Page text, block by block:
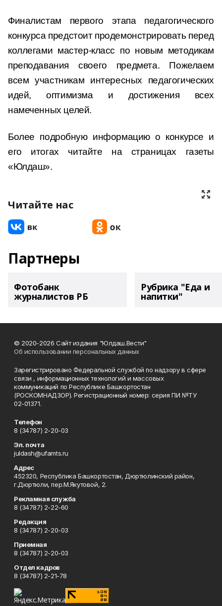
Финалистам первого этапа педагогического
конкурса предстоит продемонстрировать перед
коллегами мастер-класс по новым методикам
преподавания своего предмета. Пожелаем
всем участникам интересных педагогических
идей, оптимизма и достижения всех
намеченных целей.
Более подробную информацию о конкурсе и
его итогах читайте на страницах газеты
«Юлдаш».
Читайте нас
Партнеры
Фотобанк
журналистов РБ
Рубрика "Еда и
напитки"
© 2020-2026 Сайт издания "Юлдаш.Вести"
Об использовании персональных данных
Зарегистрировано Федеральной службой по надзору в сфере
связи , информационных технологий и массовых
коммуникаций по Республике Башкортостан
(РОСКОМНАДЗОР). Регистрационный номер: серия ПИ №ТУ
02-01371.
Телефон
8 (34787) 2-20-03
Эл. почта
juldash@ufamts.ru
Адрес
452320, Республика Башкортостан, Дюртюлинский район,
г.Дюртюли, пер.М.Якутовой, 2.
Рекламная служба
8 (34787) 2-22-60
Редакция
8 (34787) 2-20-03
Приемная
8 (34787) 2-20-03
Отдел кадров
8 (34787) 2-21-78